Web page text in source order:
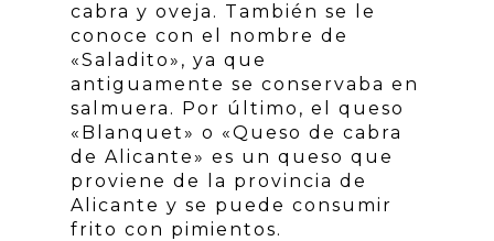
cabra y oveja. También se le
conoce con el nombre de
«Saladito», ya que
antiguamente se conservaba en
salmuera. Por último, el queso
«Blanquet» o «Queso de cabra
de Alicante» es un queso que
proviene de la provincia de
Alicante y se puede consumir
frito con pimientos.